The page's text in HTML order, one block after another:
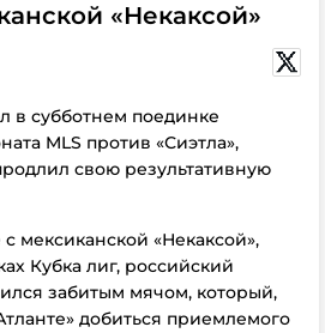
«Некаксой»
в субботнем поединке
MLS против «Сиэтла»,
свою результативную
мексиканской «Некаксой»,
Кубка лиг, российский
забитым мячом, который,
добиться приемлемого